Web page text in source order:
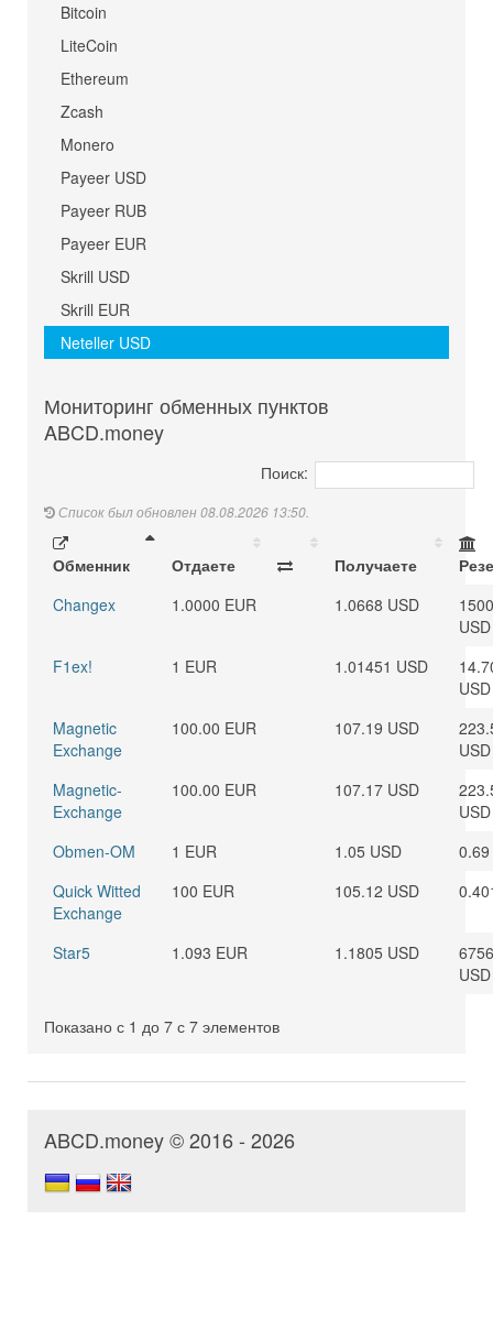
Bitcoin
LiteCoin
Ethereum
Zcash
Monero
Payeer USD
Payeer RUB
Payeer EUR
Skrill USD
Skrill EUR
Neteller USD
Мониторинг обменных пунктов
ABCD.money
Поиск:
Список был обновлен 08.08.2026 13:50.
Обменник Отдаете Получаете
Changex
1.0000 EUR 1.0668 USD
USD
F1ex!
1 EUR 1.01451 USD
USD
Magnetic
Exchange
100.00 EUR 107.19 USD
USD
Magnetic-
Exchange
100.00 EUR 107.17 USD
USD
Obmen-OM
1 EUR 1.05 USD
Quick Witted
Exchange
100 EUR 105.12 USD
Star5 1.093 EUR 1.1805 USD
USD
Показано с 1 до 7 с 7 элементов
ABCD.money © 2016 - 2026